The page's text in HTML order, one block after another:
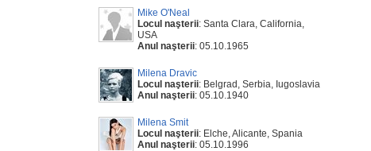
Mike O'Neal
Locul naşterii: Santa Clara, California,
USA
Anul naşterii: 05.10.1965
Milena Dravic
Locul naşterii: Belgrad, Serbia, Iugoslavia
Anul naşterii: 05.10.1940
Milena Smit
Locul naşterii: Elche, Alicante, Spania
Anul naşterii: 05.10.1996